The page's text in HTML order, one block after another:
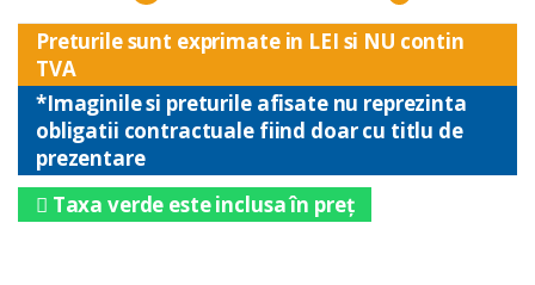
Preturile sunt exprimate in LEI si NU contin
TVA
*Imaginile si preturile afisate nu reprezinta
obligatii contractuale fiind doar cu titlu de
prezentare
Taxa verde este inclusa în preț